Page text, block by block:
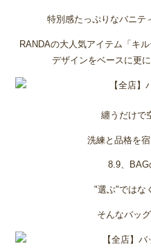
特別感たっぷりなバニテ
RANDAの大人気アイテム「キ
デザインをベースに更
纏うだけで
洗練と品格を宿
8.9、BAG
"選ぶ"ではな
そんなバッ